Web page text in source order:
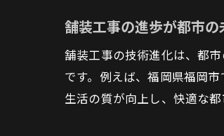
舗装工事の進歩が都市
舗装工事の技術進化は、都
です。例えば、福岡県福岡
生活の質が向上し、快適な